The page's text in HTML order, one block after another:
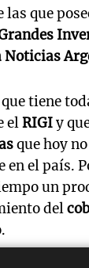
las que
Noticias
tiene
elRIGIy
que hoy
en el país.
un
del